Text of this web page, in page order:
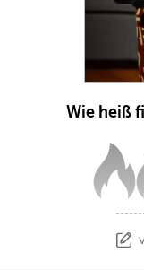
Wie heiß